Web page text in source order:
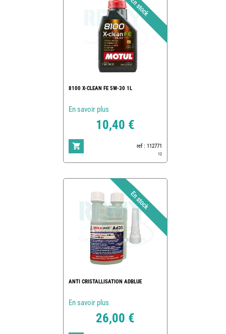
8100 X-CLEAN FE 5W-30 1L
En savoir plus
10,40 €
ref : 112771
12
ANTI CRISTALLISATION ADBLUE
En savoir plus
26,00 €